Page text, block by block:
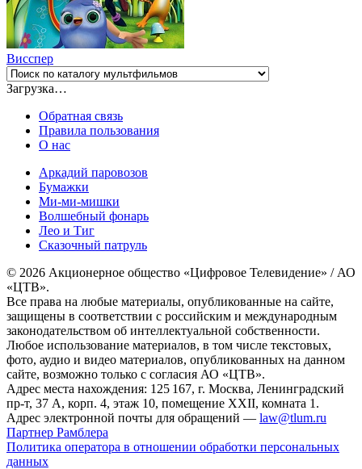
Висспер
Загрузка…
Обратная связь
Правила пользования
О нас
Аркадий паровозов
Бумажки
Ми-ми-мишки
Волшебный фонарь
Лео и Тиг
Сказочный патруль
© 2026 Акционерное общество «Цифровое Телевидение» / АО
«ЦТВ».
Все права на любые материалы, опубликованные на сайте,
защищены в соответствии с российским и международным
законодательством об интеллектуальной собственности.
Любое использование материалов, в том числе текстовых,
фото, аудио и видео материалов, опубликованных на данном
сайте, возможно только с согласия АО «ЦТВ».
Адрес места нахождения: 125 167, г. Москва, Ленинградский
пр-т, 37 А, корп. 4, этаж 10, помещение XXII, комната 1.
Адрес электронной почты для обращений — law@tlum.ru
Партнер Рамблера
Политика оператора в отношении обработки персональных
данных